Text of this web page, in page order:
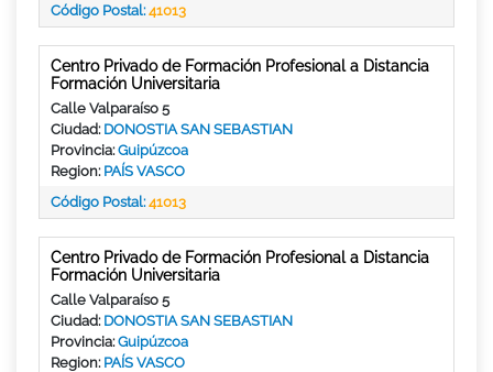
Código Postal:41013
Centro Privado de Formación Profesional a Distancia
Formación Universitaria
Calle Valparaíso 5
Ciudad: DONOSTIA SAN SEBASTIAN
Provincia:Guipúzcoa
Region: PAÍS VASCO
Código Postal:41013
Centro Privado de Formación Profesional a Distancia
Formación Universitaria
Calle Valparaíso 5
Ciudad: DONOSTIA SAN SEBASTIAN
Provincia:Guipúzcoa
Region: PAÍS VASCO